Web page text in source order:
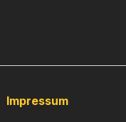
Impressum